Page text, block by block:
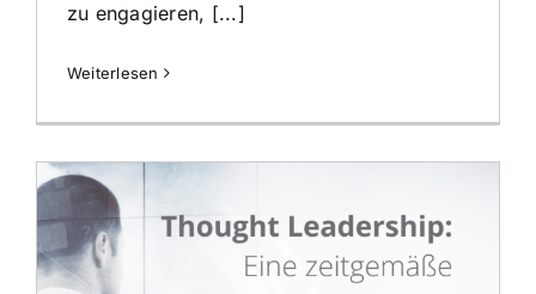
zu engagieren, [...]
Weiterlesen